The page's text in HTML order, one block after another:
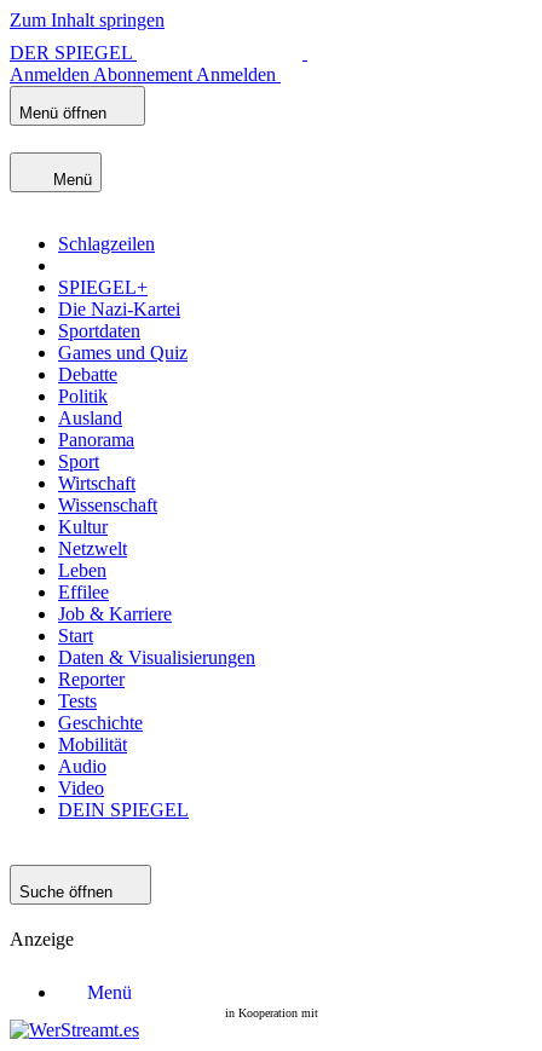
Zum Inhalt springen
DER SPIEGEL
Anmelden Abonnement Anmelden
Menü öffnen
Menü
Schlagzeilen
SPIEGEL+
Die Nazi-Kartei
Sportdaten
Games und Quiz
Debatte
Politik
Ausland
Panorama
Sport
Wirtschaft
Wissenschaft
Kultur
Netzwelt
Leben
Effilee
Job & Karriere
Start
Daten & Visualisierungen
Reporter
Tests
Geschichte
Mobilität
Audio
Video
DEIN SPIEGEL
Suche öffnen
Anzeige
Menü
Startseite